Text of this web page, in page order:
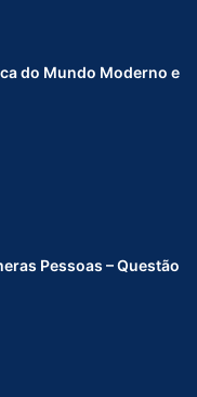
do Mundo Moderno e
Pessoas – Questão